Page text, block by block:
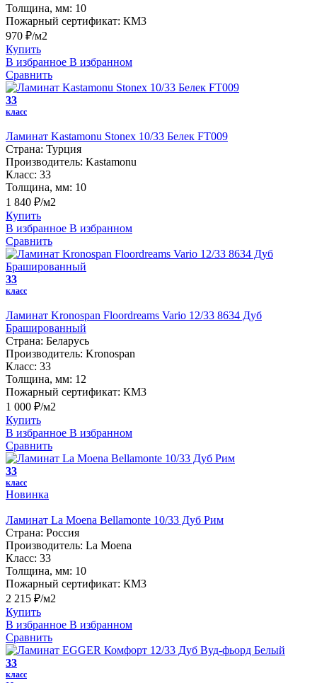
Толщина, мм: 10
Пожарный сертификат: КМ3
970 ₽/м2
Купить
В избранное В избранном
Сравнить
33
класс
Ламинат Kastamonu Stonex 10/33 Белек FT009
Страна: Турция
Производитель: Kastamonu
Класс: 33
Толщина, мм: 10
1 840 ₽/м2
Купить
В избранное В избранном
Сравнить
33
класс
Ламинат Kronospan Floordreams Vario 12/33 8634 Дуб
Брашированный
Страна: Беларусь
Производитель: Kronospan
Класс: 33
Толщина, мм: 12
Пожарный сертификат: КМ3
1 000 ₽/м2
Купить
В избранное В избранном
Сравнить
33
класс
Новинка
Ламинат La Moena Bellamonte 10/33 Дуб Рим
Страна: Россия
Производитель: La Moena
Класс: 33
Толщина, мм: 10
Пожарный сертификат: КМ3
2 215 ₽/м2
Купить
В избранное В избранном
Сравнить
33
класс